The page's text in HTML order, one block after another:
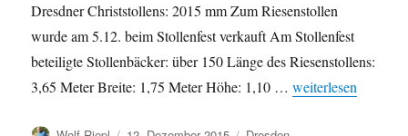
Dresdner Christstollens: 2015 mm Zum Riesenstollen
wurde am 5.12. beim Stollenfest verkauft Am Stollenfest
beteiligte Stollenbäcker: über 150 Länge des Riesenstollens:
3,65 Meter Breite: 1,75 Meter Höhe: 1,10 …„Einige Zahlen
weiterlesen